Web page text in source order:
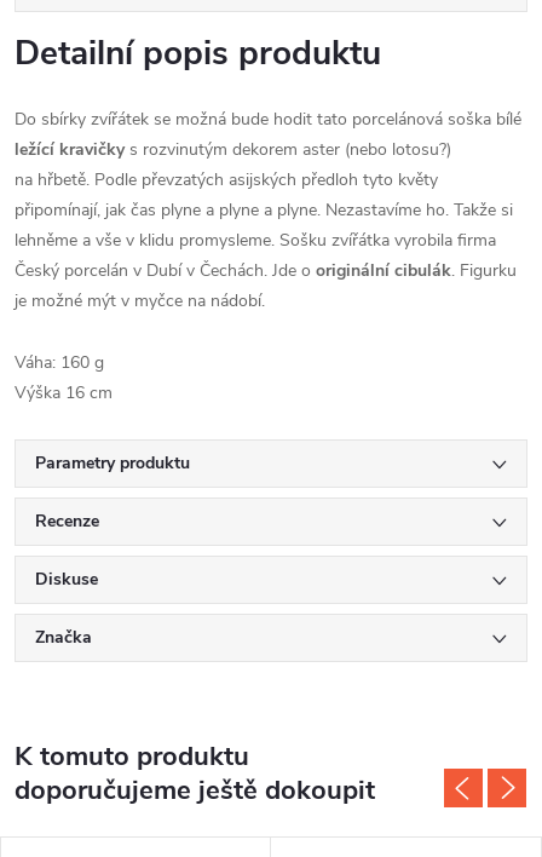
Detailní popis produktu
Do sbírky zvířátek se možná bude hodit tato porcelánová soška bílé
ležící kravičkys rozvinutým dekorem aster (nebo lotosu?)
na hřbetě. Podle převzatých asijských předloh tyto květy
připomínají, jak čas plyne a plyne a plyne. Nezastavíme ho. Takže si
lehněme a vše v klidu promysleme. Sošku zvířátka vyrobila firma
Český porcelán v Dubí v Čechách. Jde o originální cibulák. Figurku
je možné mýt v myčce na nádobí.
Váha: 160 g
Výška 16 cm
Parametry produktu
Recenze
Diskuse
Značka
K tomuto produktu
doporučujeme ještě dokoupit